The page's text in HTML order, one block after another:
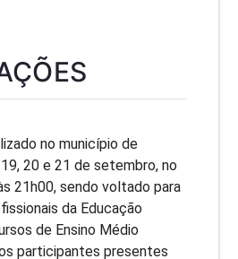
no município de
19, 20 e 21 de setembro, no
21h00, sendo voltado para
da Educação
de Ensino Médio
participantes presentes